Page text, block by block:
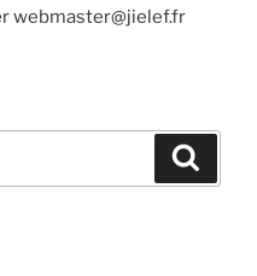
webmaster@jielef.fr